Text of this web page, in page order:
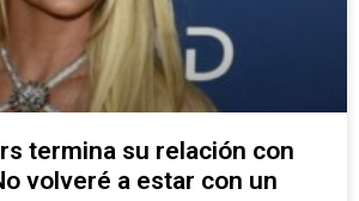
termina su relación con
volveré a estar con un